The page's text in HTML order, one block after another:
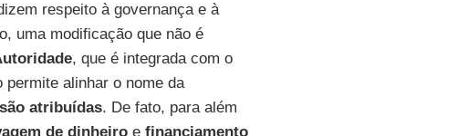
respeito à governança e à
uma modificação que não é
, que é integrada com o
permite alinhar o nome da
atribuídas. De fato, para além
de dinheiroe financiamento